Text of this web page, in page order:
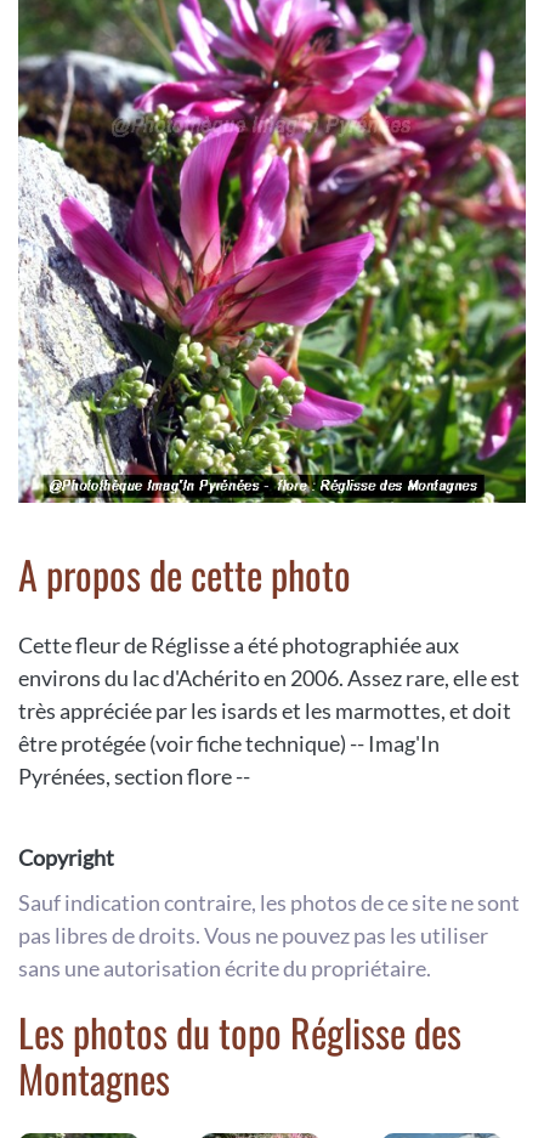
A propos de cette photo
Cette fleur de Réglisse a été photographiée aux
environs du lac d'Achérito en 2006. Assez rare, elle est
très appréciée par les isards et les marmottes, et doit
être protégée (voir fiche technique) -- Imag'In
Pyrénées, section flore --
Copyright
Sauf indication contraire, les photos de ce site ne sont
pas libres de droits. Vous ne pouvez pas les utiliser
sans une autorisation écrite du propriétaire.
Les photos du topo Réglisse des
Montagnes